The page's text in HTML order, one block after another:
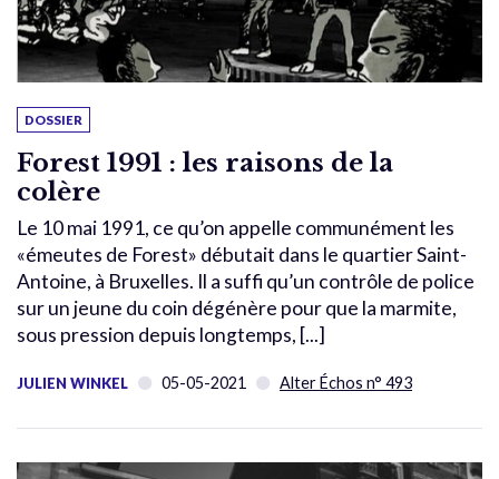
DOSSIER
Forest 1991 : les raisons de la
colère
Le 10 mai 1991, ce qu’on appelle communément les
«émeutes de Forest» débutait dans le quartier Saint-
Antoine, à Bruxelles. Il a suffi qu’un contrôle de police
sur un jeune du coin dégénère pour que la marmite,
sous pression depuis longtemps, [...]
JULIEN WINKEL 05-05-2021 Alter Échos n° 493